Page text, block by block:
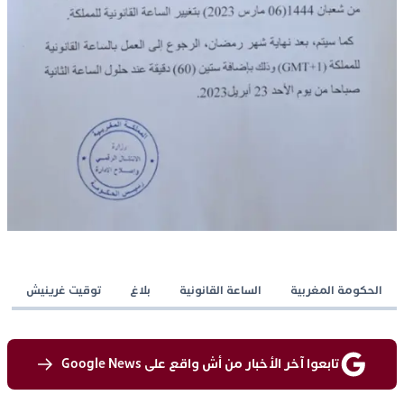
الحكومة المغربية الساعة القانونية بلاغ توقيت غرينيش
تابعوا آخر الأخبار من أش واقع على Google News